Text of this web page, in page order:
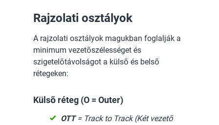
Rajzolati osztályok
A rajzolati osztályok magukban foglalják a
minimum vezetőszélességet és
szigetelőtávolságot a külső és belső
rétegeken:
Külső réteg (O = Outer)
OTT= Track to Track (Két vezető